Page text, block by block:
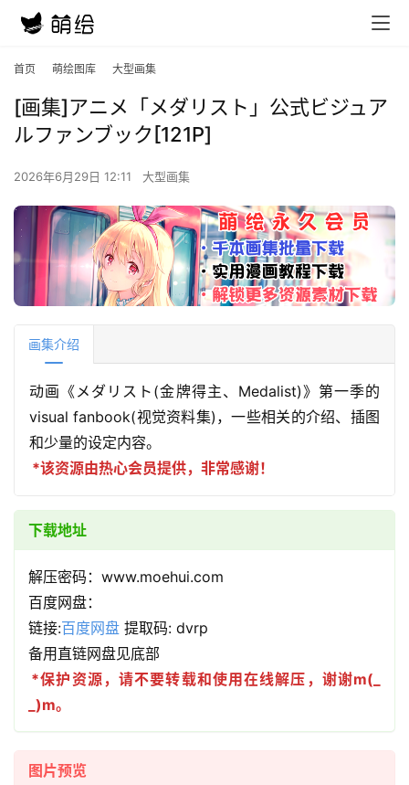
首页 萌绘图库 大型画集
[画集]アニメ「メダリスト」公式ビジュア
ルファンブック[121P]
2026年6月29日 12:11 大型画集
画集介绍
动画《メダリスト(金牌得主、Medalist)》第一季的
visual fanbook(视觉资料集)，一些相关的介绍、插图
和少量的设定内容。
*该资源由热心会员提供，非常感谢！
下载地址
解压密码：www.moehui.com
百度网盘：
链接:百度网盘 提取码: dvrp
备用直链网盘见底部
*保护资源，请不要转载和使用在线解压，谢谢m(_
_)m。
图片预览